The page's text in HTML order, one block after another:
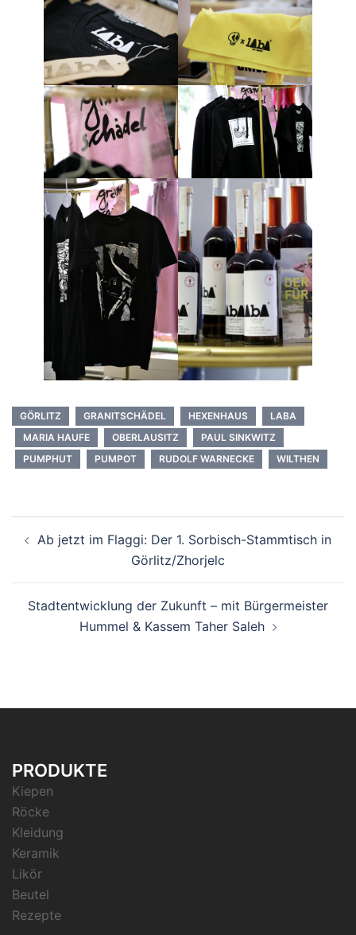
GÖRLITZ GRANITSCHÄDEL HEXENHAUS
LABA
MARIA HAUFE
OBERLAUSITZ
PAUL SINKWITZ
PUMPHUT
PUMPOT RUDOLF WARNECKE WILTHEN
Navigation
Ab jetzt im Flaggi: Der 1. Sorbisch-Stammtisch in
Görlitz/Zhorjelc
Stadtentwicklung der Zukunft – mit Bürgermeister
Hummel & Kassem Taher Saleh
PRODUKTE
Kiepen
Röcke
Kleidung
Keramik
Likör
Beutel
Rezepte